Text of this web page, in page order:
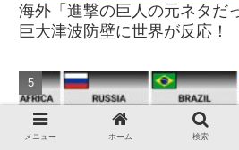
海外「進撃の巨人の元ネタだ
巨大津波防壁に世界が反応！
メニュー ホーム 検索